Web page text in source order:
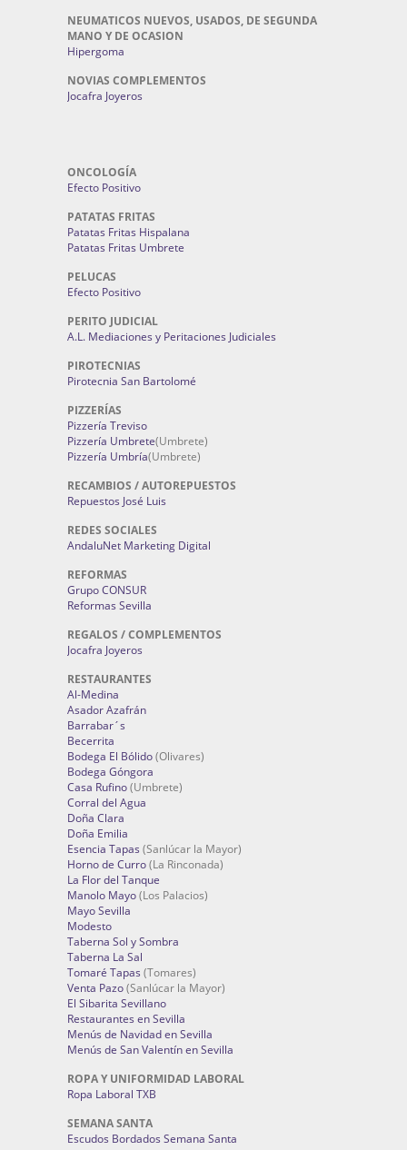
NEUMATICOS NUEVOS, USADOS, DE SEGUNDA
MANO Y DE OCASION
Hipergoma
NOVIAS COMPLEMENTOS
Jocafra Joyeros
ONCOLOGÍA
Efecto Positivo
PATATAS FRITAS
Patatas Fritas Hispalana
Patatas Fritas Umbrete
PELUCAS
Efecto Positivo
PERITO JUDICIAL
A.L. Mediaciones y Peritaciones Judiciales
PIROTECNIAS
Pirotecnia San Bartolomé
PIZZERÍAS
Pizzería Treviso
Pizzería Umbrete(Umbrete)
Pizzería Umbría(Umbrete)
RECAMBIOS / AUTOREPUESTOS
Repuestos José Luis
REDES SOCIALES
AndaluNet Marketing Digital
REFORMAS
Grupo CONSUR
Reformas Sevilla
REGALOS / COMPLEMENTOS
Jocafra Joyeros
RESTAURANTES
Al-Medina
Asador Azafrán
Barrabar´s
Becerrita
Bodega El Bólido(Olivares)
Bodega Góngora
Casa Rufino(Umbrete)
Corral del Agua
Doña Clara
Doña Emilia
Esencia Tapas (Sanlúcar la Mayor)
Horno de Curro(La Rinconada)
La Flor del Tanque
Manolo Mayo(Los Palacios)
Mayo Sevilla
Modesto
Taberna Sol y Sombra
Taberna La Sal
Tomaré Tapas (Tomares)
Venta Pazo(Sanlúcar la Mayor)
El Sibarita Sevillano
Restaurantes en Sevilla
Menús de Navidad en Sevilla
Menús de San Valentín en Sevilla
ROPA Y UNIFORMIDAD LABORAL
Ropa Laboral TXB
SEMANA SANTA
Escudos Bordados Semana Santa